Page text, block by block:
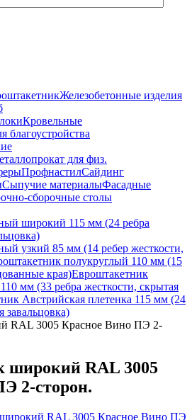
Железобетонные изделия
Кровельные
благоустройства
для физ.
ПрофнастилСайдинг
Сыпучие материалыФасадные
сборочные столы
широкий 115 мм (24 ребра
узкий 85 мм (14 ребер жесткости,
полукруглый 110 мм (15
края)Евроштакетник
мм (33 ребра жесткости, скрытая
Австрийская плетенка 115 мм (24
завальцовка)
RAL 3005 Красное Вино ПЭ 2-
широкий RAL 3005
2-сторон.